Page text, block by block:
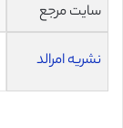
سایت مرجع
نشریه امرالد